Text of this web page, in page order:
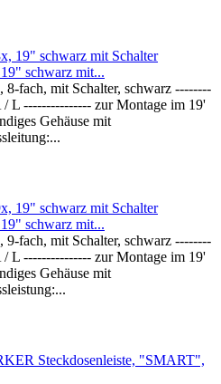
schwarz mit...
fach, mit Schalter, schwarz --------
L --------------- zur Montage im 19'
Gehäuse mit
schwarz mit...
fach, mit Schalter, schwarz --------
L --------------- zur Montage im 19'
Gehäuse mit